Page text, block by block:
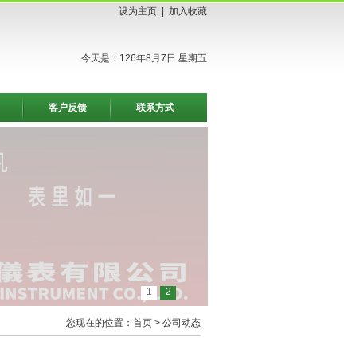
设为主页 加入收藏
今天是：126年8月7日 星期五
客户反馈 联系方式
1 2
您现在的位置： 首页 > 公司动态